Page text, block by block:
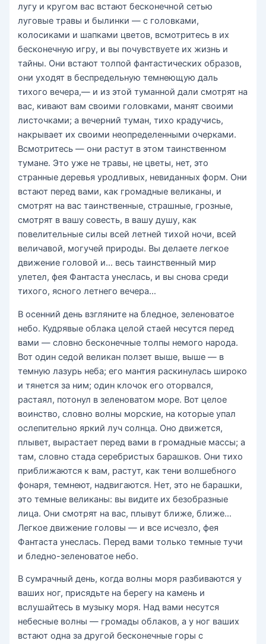
лугу и кругом вас встают бесконечной сетью
луговые травы и былинки — с головками,
колосиками и шапками цветов, всмотритесь в их
бесконечную игру, и вы почувствуете их жизнь и
тайны. Они встают толпой фантастических образов,
они уходят в беспредельную темнеющую даль
тихого вечера,— и из этой туманной дали смотрят на
вас, кивают вам своими головками, манят своими
листочками; а вечерний туман, тихо крадучись,
накрывает их своими неопределенными очерками.
Всмотритесь — они растут в этом таинственном
тумане. Это уже не травы, не цветы, нет, это
странные деревья уродливых, невиданных форм. Они
встают перед вами, как громадные великаны, и
смотрят на вас таинственные, страшные, грозные,
смотрят в вашу совесть, в вашу душу, как
повелительные силы всей летней тихой ночи, всей
величавой, могучей природы. Вы делаете легкое
движение головой и… весь таинственный мир
улетел, фея Фантаста унеслась, и вы снова среди
тихого, ясного летнего вечера…
В осенний день взгляните на бледное, зеленоватое
небо. Кудрявые облака целой стаей несутся перед
вами — словно бесконечные толпы немого народа.
Вот один седой великан ползет выше, выше — в
темную лазурь неба; его мантия раскинулась широко
и тянется за ним; один клочок его оторвался,
растаял, потонул в зеленоватом море. Вот целое
воинство, словно волны морские, на которые упал
ослепительно яркий луч солнца. Оно движется,
плывет, вырастает перед вами в громадные массы; а
там, словно стада серебристых барашков. Они тихо
приближаются к вам, растут, как тени волшебного
фонаря, темнеют, надвигаются. Нет, это не барашки,
это темные великаны: вы видите их безобразные
лица. Они смотрят на вас, плывут ближе, ближе…
Легкое движение головы — и все исчезло, фея
Фантаста унеслась. Перед вами только темные тучи
и бледно-зеленоватое небо.
В сумрачный день, когда волны моря разбиваются у
ваших ног, присядьте на берегу на камень и
вслушайтесь в музыку моря. Над вами несутся
небесные волны — громады облаков, а у ног ваших
встают одна за другой бесконечные горы с